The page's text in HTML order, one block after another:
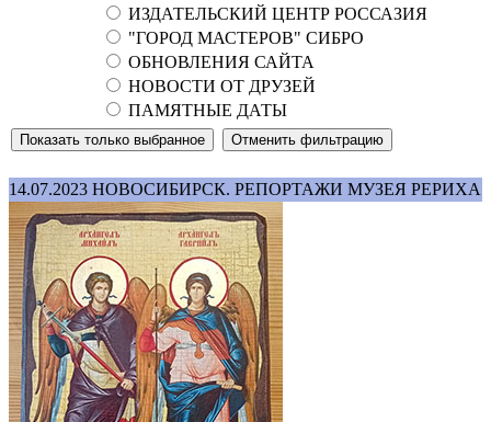
ИЗДАТЕЛЬСКИЙ ЦЕНТР РОССАЗИЯ
"ГОРОД МАСТЕРОВ" СИБРО
ОБНОВЛЕНИЯ САЙТА
НОВОСТИ ОТ ДРУЗЕЙ
ПАМЯТНЫЕ ДАТЫ
14.07.2023 НОВОСИБИРСК. РЕПОРТАЖИ МУЗЕЯ РЕРИХА